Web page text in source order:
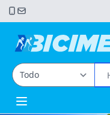
Open main menu